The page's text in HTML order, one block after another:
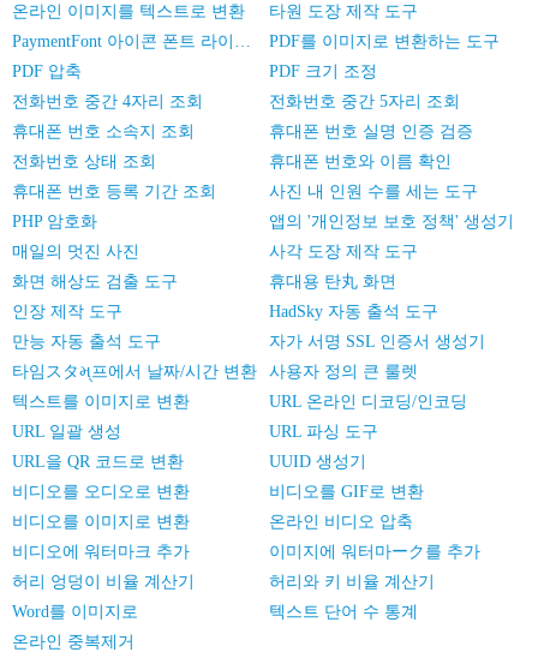
온라인 이미지를 텍스트로 변환
타원 도장 제작 도구
PaymentFont 아이콘 폰트 라이브러리
PDF를 이미지로 변환하는 도구
PDF 압축
PDF 크기 조정
전화번호 중간 4자리 조회
전화번호 중간 5자리 조회
휴대폰 번호 소속지 조회
휴대폰 번호 실명 인증 검증
전화번호 상태 조회
휴대폰 번호와 이름 확인
휴대폰 번호 등록 기간 조회
사진 내 인원 수를 세는 도구
PHP 암호화
앱의 '개인정보 보호 정책' 생성기
매일의 멋진 사진
사각 도장 제작 도구
화면 해상도 검출 도구
휴대용 탄丸 화면
인장 제작 도구
HadSky 자동 출석 도구
만능 자동 출석 도구
자가 서명 SSL 인증서 생성기
타임スタમ્프에서 날짜/시간 변환
사용자 정의 큰 룰렛
텍스트를 이미지로 변환
URL 온라인 디코딩/인코딩
URL 일괄 생성
URL 파싱 도구
URL을 QR 코드로 변환
UUID 생성기
비디오를 오디오로 변환
비디오를 GIF로 변환
비디오를 이미지로 변환
온라인 비디오 압축
비디오에 워터마크 추가
이미지에 워터마ーク를 추가
허리 엉덩이 비율 계산기
허리와 키 비율 계산기
Word를 이미지로
텍스트 단어 수 통계
온라인 중복제거